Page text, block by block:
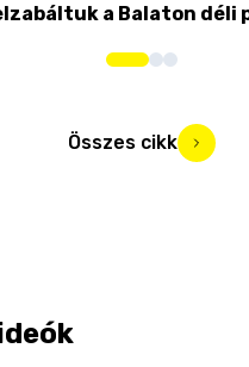
a Balaton déli
Összes cikk